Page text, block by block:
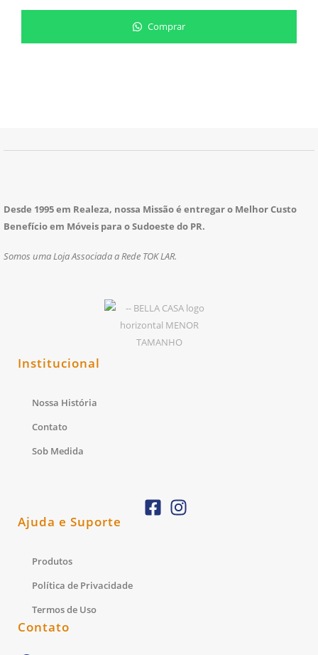
Comprar
Desde 1995 em Realeza, nossa Missão é entregar o Melhor Custo
Benefício em Móveis para o Sudoeste do PR.
Somos uma Loja Associada a Rede TOK LAR.
Institucional
Nossa História
Contato
Sob Medida
Ajuda e Suporte
Produtos
Política de Privacidade
Termos de Uso
Contato